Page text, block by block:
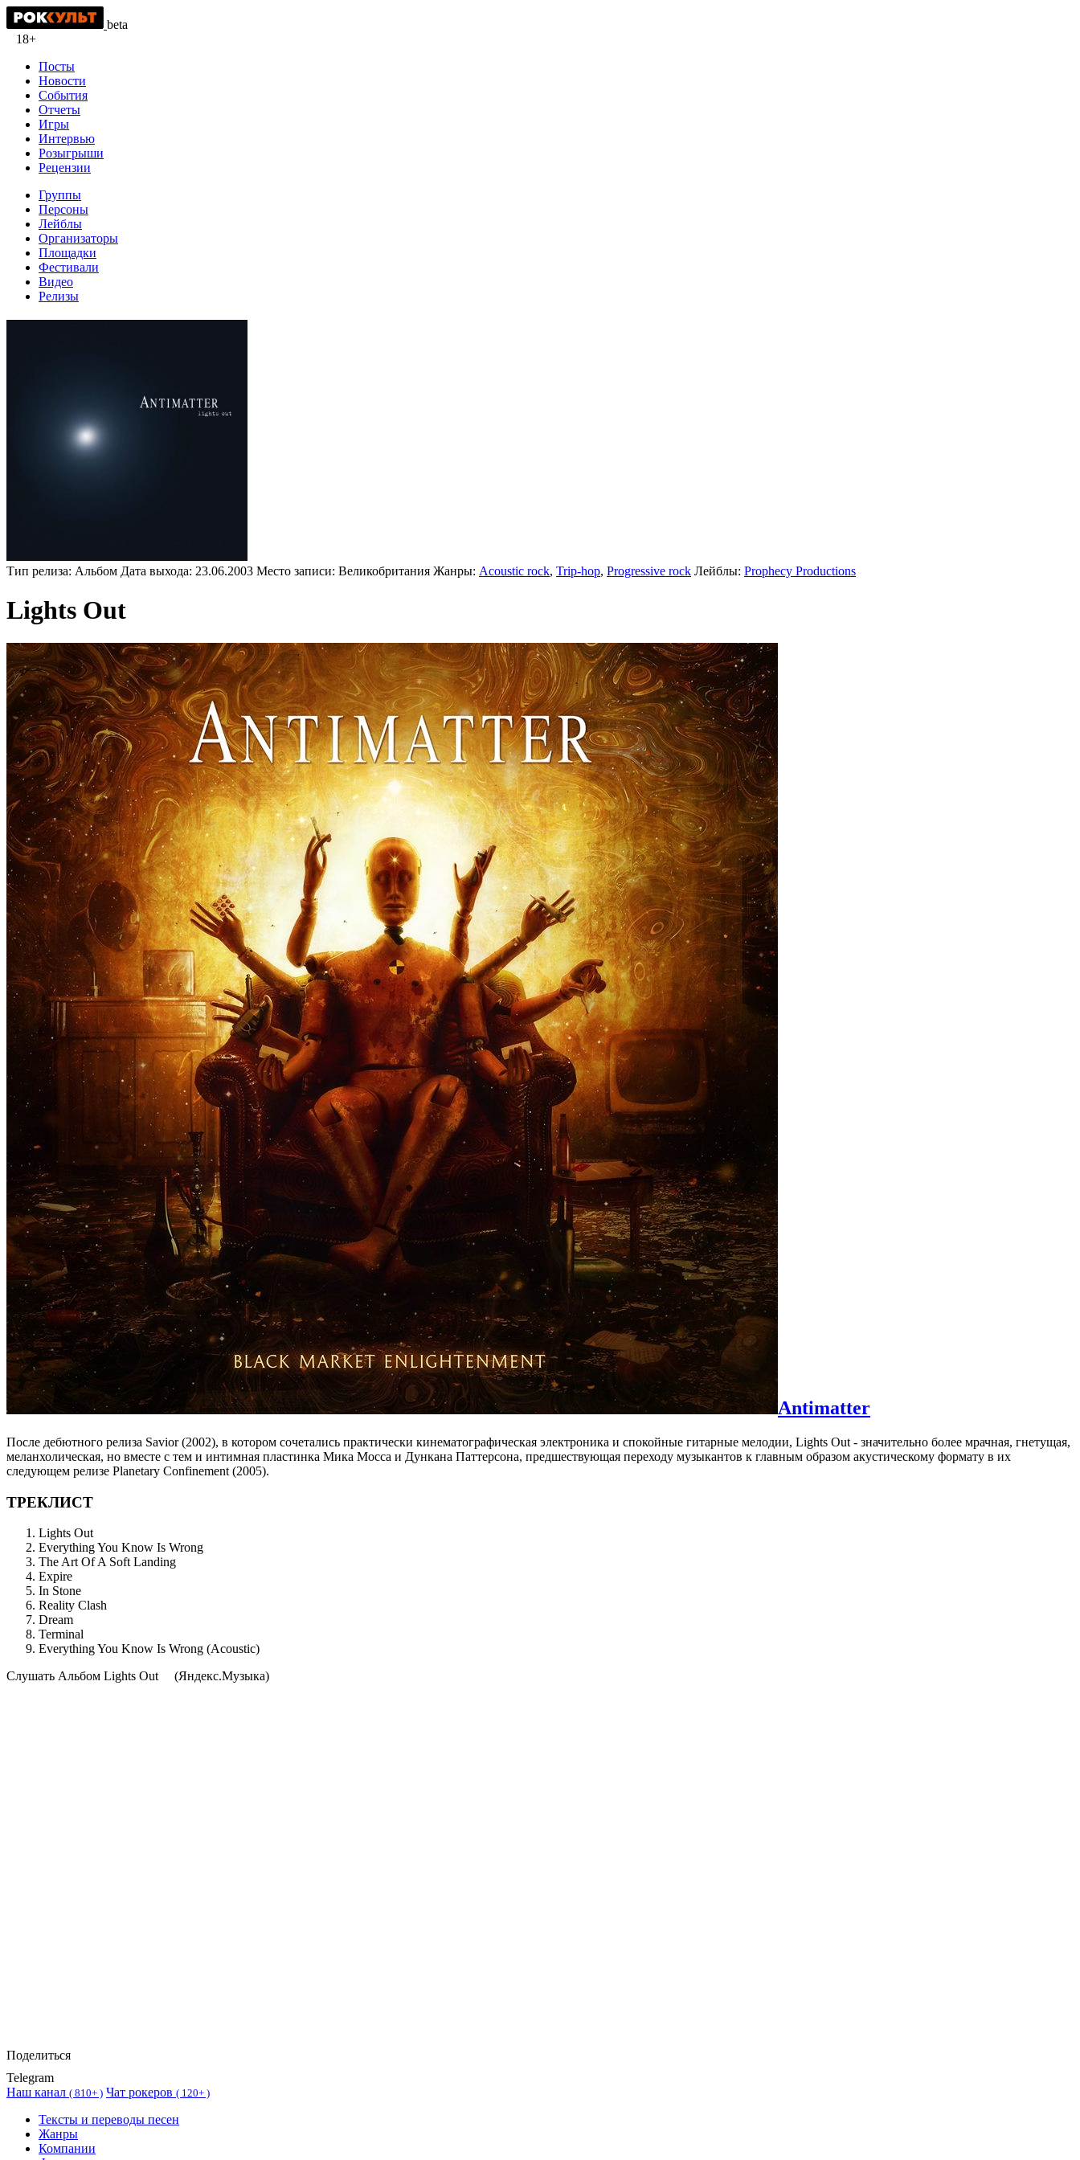
beta
18+
Посты
Новости
События
Отчеты
Игры
Интервью
Розыгрыши
Рецензии
Группы
Персоны
Лейблы
Организаторы
Площадки
Фестивали
Видео
Релизы
Тип релиза: Альбом Дата выхода: 23.06.2003 Место записи: Великобритания Жанры: Acoustic rock, Trip-hop, Progressive rock Лейблы: Prophecy Productions
Lights Out
Antimatter
После дебютного релиза Savior (2002), в котором сочетались практически кинематографическая электроника и спокойные гитарные мелодии, Lights Out - значительно более мрачная, гнетущая,
меланхолическая, но вместе с тем и интимная пластинка Мика Мосса и Дункана Паттерсона, предшествующая переходу музыкантов к главным образом акустическому формату в их
следующем релизе Planetary Confinement (2005).
ТРЕКЛИСТ
Lights Out
Everything You Know Is Wrong
The Art Of A Soft Landing
Expire
In Stone
Reality Clash
Dream
Terminal
Everything You Know Is Wrong (Acoustic)
Cлушать Альбом Lights Out
(Яндекс.Музыка)
Поделиться
Telegram
Наш канал ( 810+ ) Чат рокеров ( 120+ )
Тексты и переводы песен
Жанры
Компании